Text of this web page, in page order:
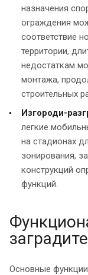
назначения
ограждения
соответствие
территории,
недостаткам
монтажа,
строительных
Изгороди-
легкие
на стадионах
зонирования,
конструкций
функций.
Основные